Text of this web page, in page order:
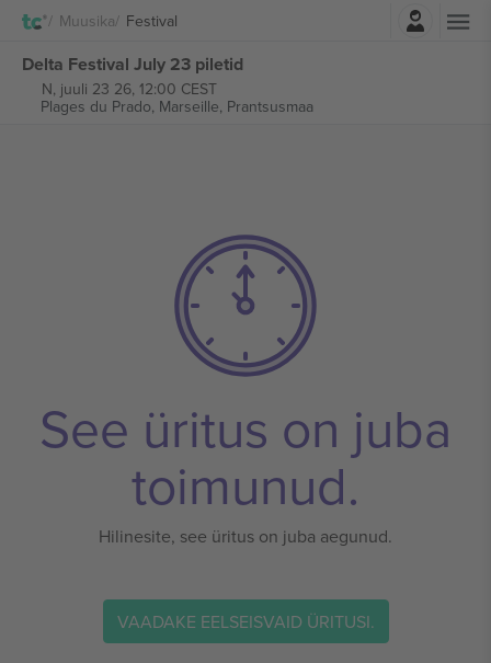
Muusika Festival
Delta Festival July 23 piletid
N, juuli 23 26, 12:00 CEST
Plages du Prado, Marseille, Prantsusmaa
See üritus on juba
toimunud.
Hilinesite, see üritus on juba aegunud.
VAADAKE EELSEISVAID ÜRITUSI.